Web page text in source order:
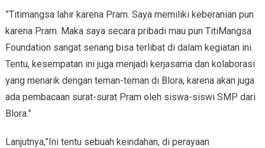
”Titimangsa lahir karena Pram. Saya memiliki keberanian pun
karena Pram. Maka saya secara pribadi mau pun TitiMangsa
Foundation sangat senang bisa terlibat di dalam kegiatan ini.
Tentu, kesempatan ini juga menjadi kerjasama dan kolaborasi
yang menarik dengan teman-teman di Blora, karena akan juga
ada pembacaan surat-surat Pram oleh siswa-siswi SMP dari
Blora.”
Lanjutnya,”Ini tentu sebuah keindahan, di perayaan